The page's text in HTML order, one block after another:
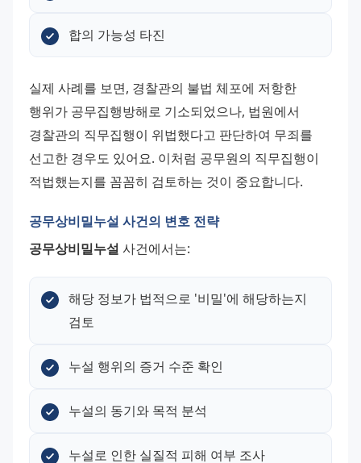
합의 가능성 타진
실제 사례를 보면, 경찰관의 불법 체포에 저항한
행위가 공무집행방해로 기소되었으나, 법원에서
경찰관의 직무집행이 위법했다고 판단하여 무죄를
선고한 경우도 있어요. 이처럼 공무원의 직무집행이
적법했는지를 꼼꼼히 검토하는 것이 중요합니다.
공무상비밀누설 사건의 변호 전략
공무상비밀누설 사건에서는:
해당 정보가 법적으로 '비밀'에 해당하는지
검토
누설 행위의 증거 수준 확인
누설의 동기와 목적 분석
누설로 인한 실질적 피해 여부 조사